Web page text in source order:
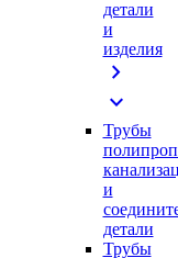
детали
и
изделия
chevron_right
expand_more
Трубы
и
детали
Трубы